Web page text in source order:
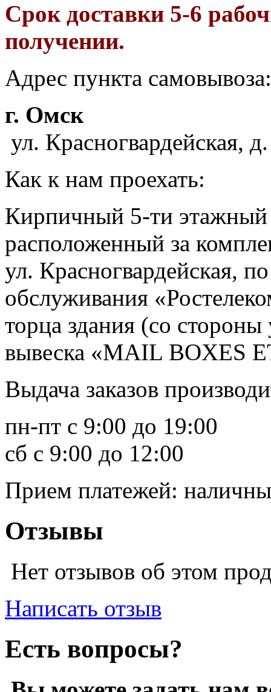
Срок доставки 5-6
получении.
Адрес пункта самовывоза:
г. Омск
ул. Красногвардейская,
Как к нам проехать:
Кирпичный 5-ти
расположенный за
ул. Красногвардейская,
обслуживания
торца здания (со
вывеска «MAIL BOXES
Выдача заказов
пн-пт с 9:00 до 19:00
сб с 9:00 до 12:00
Прием платежей:
Отзывы
Нет отзывов об этом
Написать отзыв
Есть вопросы?